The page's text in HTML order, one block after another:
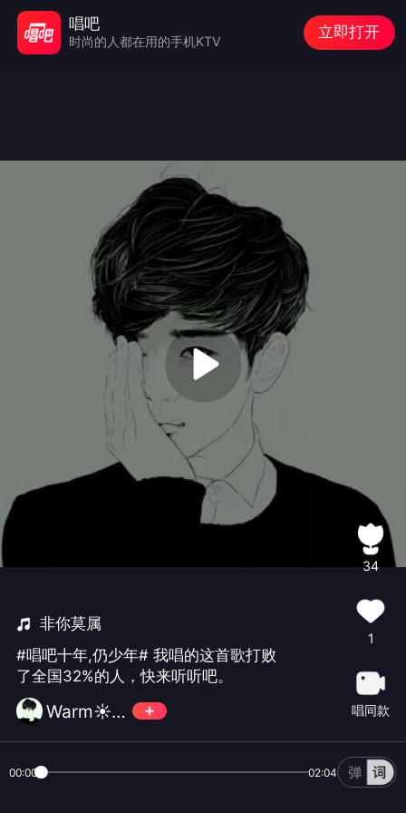
非你莫属
#唱吧十年,仍少年# 我唱的这首歌打败
了全国32%的人，快来听听吧。
Warm☀️🌈
34
1
唱同款
00:00 02:04
唱吧
时尚的人都在用的手机KTV
立即打开